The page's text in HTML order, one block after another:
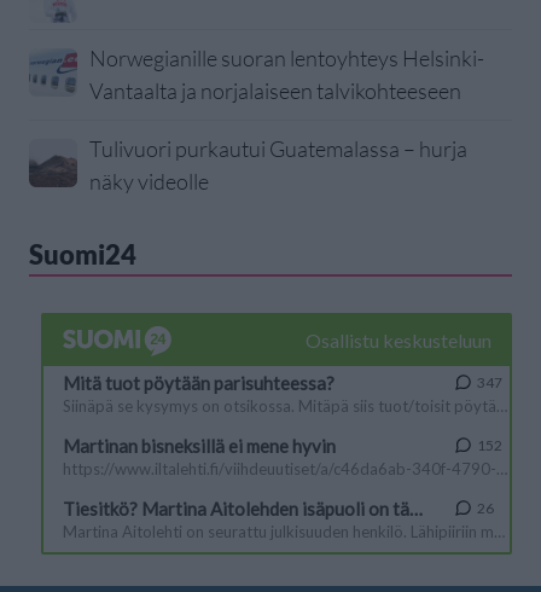
Norwegianille suoran lentoyhteys Helsinki-
Vantaalta ja norjalaiseen talvikohteeseen
Tulivuori purkautui Guatemalassa – hurja
näky videolle
Suomi24